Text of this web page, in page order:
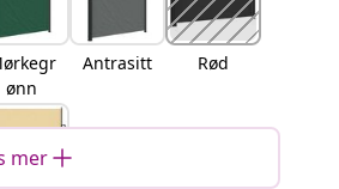
ønn
Antrasitt Rød
mer